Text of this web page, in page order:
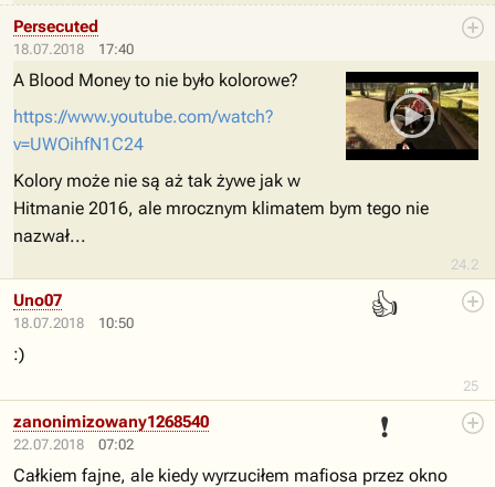
18.07.2018 17:40
24.2
Persecuted
A Blood Money to nie było kolorowe?
https://www.youtube.com/watch?
v=UWOihfN1C24
Kolory może nie są aż tak żywe jak w
Hitmanie 2016, ale mrocznym klimatem bym tego nie
nazwał...
18.07.2018 10:50
👍
25
Uno07
:)
22.07.2018 07:02
❗
zanonimizowany1268540
Całkiem fajne, ale kiedy wyrzuciłem mafiosa przez okno